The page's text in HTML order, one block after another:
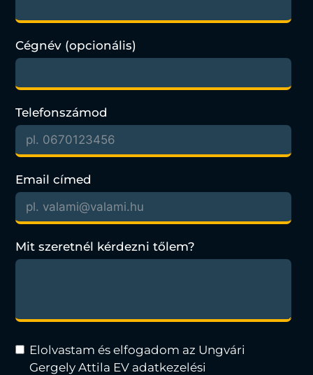
Cégnév (opcionális)
Telefonszámod
Email címed
Mit szeretnél kérdezni tőlem?
Elolvastam és elfogadom az Ungvári
Gergely Attila EV adatkezelési